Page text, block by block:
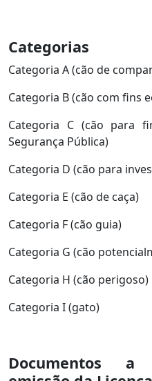
Categorias
Categoria A (cão de
Categoria B (cão com fins
Categoria C (cão para
Segurança Pública)
Categoria D (cão para
Categoria E (cão de caça)
Categoria F (cão guia)
Categoria G (cão
Categoria H (cão perigoso)
Categoria I (gato)
Documentos